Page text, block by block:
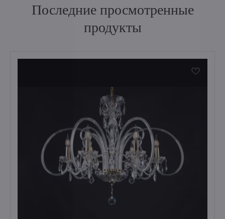
Последние просмотренные
продукты